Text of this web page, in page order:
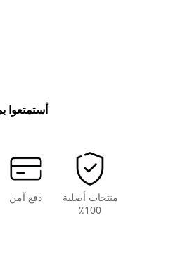
أستمتعوا
منتجات أصلية
100٪
دفع آمن